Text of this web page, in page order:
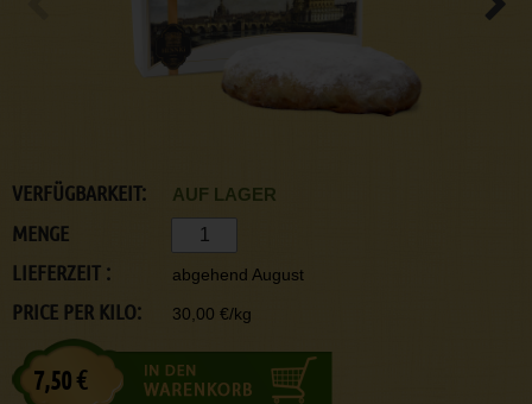
VERFÜGBARKEIT: AUF LAGER
MENGE
LIEFERZEIT :
abgehend August
PRICE PER KILO: 30,00 €/kg
7,50 €